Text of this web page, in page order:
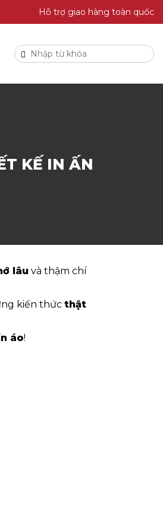
Hỗ trợ giao hàng toàn quốc
KẾ IN ẤN
lâu và thậm chí
kiến thức thật
áo!